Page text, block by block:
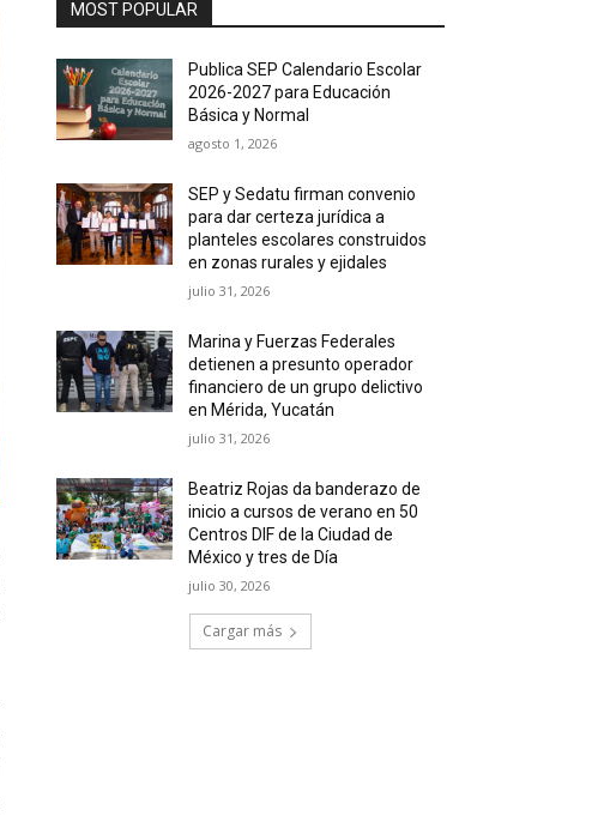
MOST POPULAR
Publica SEP Calendario Escolar
2026-2027 para Educación
Básica y Normal
agosto 1, 2026
SEP y Sedatu firman convenio
para dar certeza jurídica a
planteles escolares construidos
en zonas rurales y ejidales
julio 31, 2026
Marina y Fuerzas Federales
detienen a presunto operador
financiero de un grupo delictivo
en Mérida, Yucatán
julio 31, 2026
Beatriz Rojas da banderazo de
inicio a cursos de verano en 50
Centros DIF de la Ciudad de
México y tres de Día
julio 30, 2026
Cargar más